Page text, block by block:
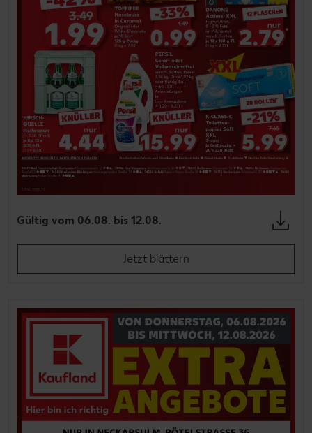
Gültig vom 06.08. bis 12.08.
Jetzt blättern